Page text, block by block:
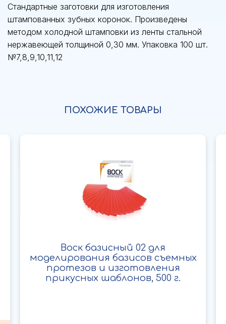
Стандартные заготовки для изготовления
штампованных зубных коронок. Произведены
методом холодной штамповки из ленты стальной
нержавеющей толщиной 0,30 мм. Упаковка 100 шт.
№7,8,9,10,11,12
ПОХОЖИЕ ТОВАРЫ
Воск базисный 02 для
моделирования базисов съемных
протезов и изготовления
прикусных шаблонов, 500 г.